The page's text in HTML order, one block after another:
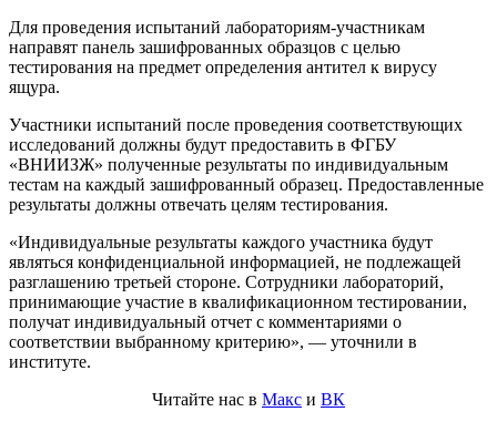
Для проведения испытаний лабораториям-участникам
направят панель зашифрованных образцов с целью
тестирования на предмет определения антител к вирусу
ящура.
Участники испытаний после проведения соответствующих
исследований должны будут предоставить в ФГБУ
«ВНИИЗЖ» полученные результаты по индивидуальным
тестам на каждый зашифрованный образец. Предоставленные
результаты должны отвечать целям тестирования.
«Индивидуальные результаты каждого участника будут
являться конфиденциальной информацией, не подлежащей
разглашению третьей стороне. Сотрудники лабораторий,
принимающие участие в квалификационном тестировании,
получат индивидуальный отчет с комментариями о
соответствии выбранному критерию», — уточнили в
институте.
Читайте нас в Макс и ВК